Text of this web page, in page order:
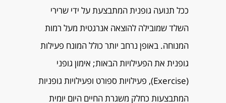
ככל תנועה גופנית המתבצעת על ידי שרירי
השלד שמובילה להוצאה אנרגטית מעל רמות
המנוחה. באופן נרחב יותר כולל המונח פעילות
גופנית את הפעילויות הבאות; אימון גופני
(Exercise), פעילויות ספורט ופעילויות גופניות
המתבצעות כחלק משגרת החיים היום יומית